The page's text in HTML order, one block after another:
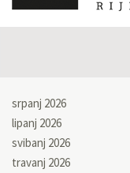
srpanj 2026
lipanj 2026
svibanj 2026
travanj 2026